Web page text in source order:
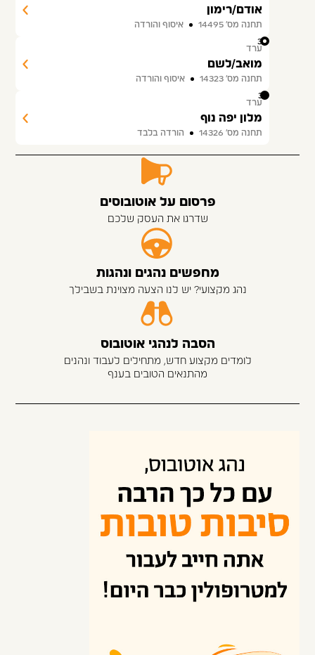
אודם/רימון
תחנה מס׳ 14495 איסוף והורדה
30
ערד
מואב/לשם
תחנה מס׳ 14323 איסוף והורדה
31
ערד
מלון יפה נוף
תחנה מס׳ 14326 הורדה בלבד
פרסום על אוטובוסים
שדרגו את העסק שלכם
מחפשים נהגים ונהגות
נהג מקצועי? יש לנו הצעה מצוינת בשבילך
הסבה לנהגי אוטובוס
לומדים מקצוע חדש, מתחילים לעבוד ונהנים
מהתנאים הטובים בענף